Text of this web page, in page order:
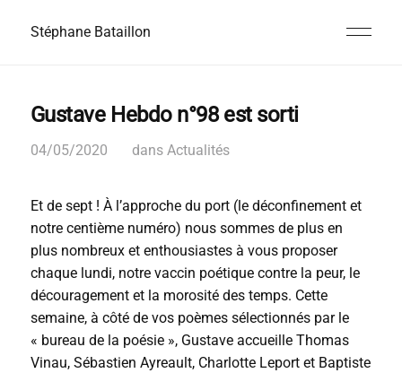
Stéphane Bataillon
Gustave Hebdo n°98 est sorti
04/05/2020 dans Actualités
Et de sept ! À l’approche du port (le déconfinement et
notre centième numéro) nous sommes de plus en
plus nombreux et enthousiastes à vous proposer
chaque lundi, notre vaccin poétique contre la peur, le
découragement et la morosité des temps. Cette
semaine, à côté de vos poèmes sélectionnés par le
« bureau de la poésie », Gustave accueille Thomas
Vinau, Sébastien Ayreault, Charlotte Leport et Baptiste